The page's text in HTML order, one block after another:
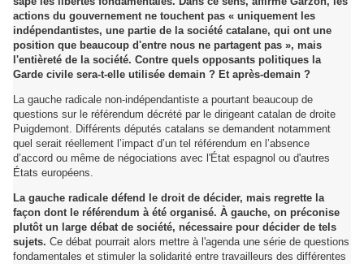
actions du gouvernement ne touchent pas « uniquement les
indépendantistes, une partie de la société catalane, qui ont une
position que beaucoup d'entre nous ne partagent pas », mais
l'entièreté de la société. Contre quels opposants politiques la
Garde civile sera-t-elle utilisée demain ? Et après-demain ?
La gauche radicale non-indépendantiste a pourtant beaucoup de
questions sur le référendum décrété par le dirigeant catalan de droite
Puigdemont. Différents députés catalans se demandent notamment
quel serait réellement l’impact d’un tel référendum en l’absence
d’accord ou même de négociations avec l'État espagnol ou d'autres
États européens.
La gauche radicale défend le droit de décider, mais regrette la
façon dont le référendum à été organisé. À gauche, on préconise
plutôt un large débat de société, nécessaire pour décider de tels
sujets. Ce débat pourrait alors mettre à l'agenda une série de questions
fondamentales et stimuler la solidarité entre travailleurs des différentes